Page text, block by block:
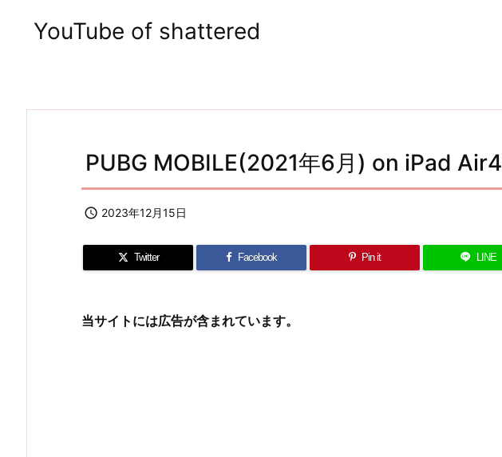
YouTube of shattered
PUBG MOBILE(2021年6月) on iPad Air4
 2023年12月15日
Twitter Facebook Pin it LINE
当サイトには広告が含まれています。